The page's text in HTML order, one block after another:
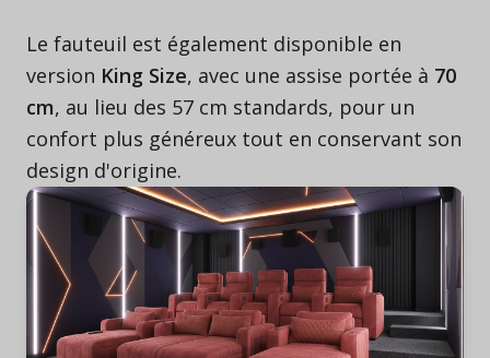
Le fauteuil est également disponible en
version King Size, avec une assise portée à 70
cm, au lieu des 57 cm standards, pour un
confort plus généreux tout en conservant son
design d'origine.